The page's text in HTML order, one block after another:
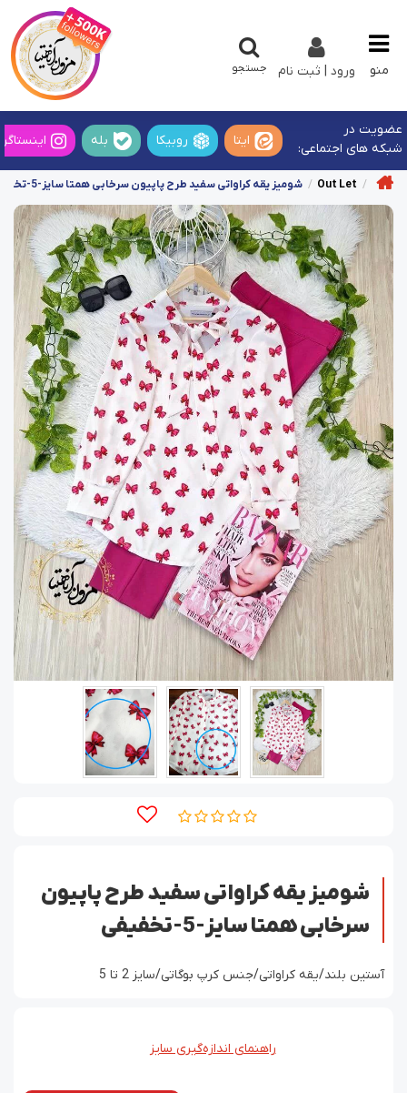
منو ورود | ثبت نام جستجو
عضویت در
شبکه های اجتماعی:
ایتا روبیکا بله
Out Let شومیز یقه کراواتی سفید طرح پاپیون سرخابی همتا سایز-5-تخفیفی
شومیز یقه کراواتی سفید طرح پاپیون
سرخابی همتا سایز-5-تخفیفی
آستین بلند/یقه کراواتی/جنس کرپ بوگاتی/سایز 2 تا 5
راهنمای اندازه‌گیری سایز